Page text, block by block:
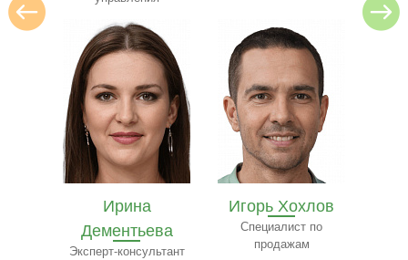
Игорь Хохлов
Специалист по
продажам
Елизавета
Чистякова
Специалист по